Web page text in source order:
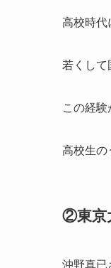
高校時代
若くして
この経験
高校生の
②東京
沖野真已